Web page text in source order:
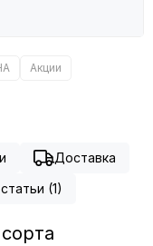
Акции
Доставка
(1)